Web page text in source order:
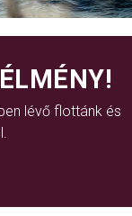
lévő flottánk és